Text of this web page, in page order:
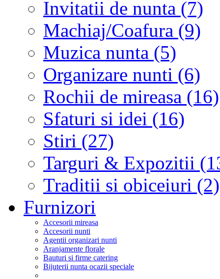
Invitatii de nunta (7)
Machiaj/Coafura (9)
Muzica nunta (5)
Organizare nunti (6)
Rochii de mireasa (16)
Sfaturi si idei (16)
Stiri (27)
Targuri & Expozitii
Traditii si obiceiuri (2)
Furnizori
Accesorii mireasa
Accesorii nunti
Agentii organizari nunti
Aranjamente florale
Bauturi si firme catering
Bijuterii nunta ocazii speciale